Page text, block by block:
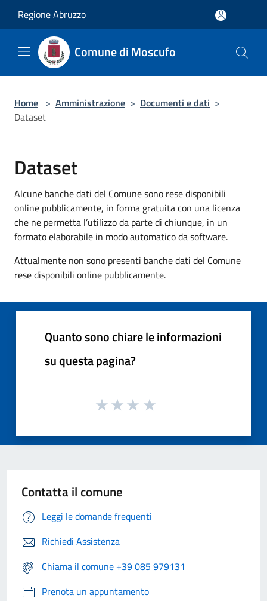
Regione Abruzzo
Comune di Moscufo
Home > Amministrazione > Documenti e dati >
Dataset
Dataset
Alcune banche dati del Comune sono rese disponibili
online pubblicamente, in forma gratuita con una licenza
che ne permetta l’utilizzo da parte di chiunque, in un
formato elaborabile in modo automatico da software.
Attualmente non sono presenti banche dati del Comune
rese disponibili online pubblicamente.
Quanto sono chiare le informazioni
su questa pagina?
Contatta il comune
Leggi le domande frequenti
Richiedi Assistenza
Chiama il comune +39 085 979131
Prenota un appuntamento